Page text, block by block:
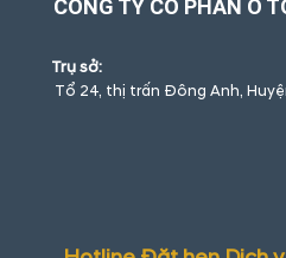
CÔNG TY CỔ PHẦN Ô
Trụ sở:
Tổ 24, thị trấn Đông Anh,